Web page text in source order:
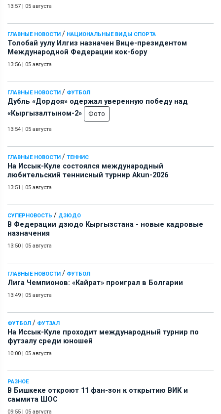
13:57 | 05 августа
ГЛАВНЫЕ НОВОСТИ / НАЦИОНАЛЬНЫЕ ВИДЫ СПОРТА
Толобай уулу Илгиз назначен Вице-президентом
Международной Федерации кок-бору
13:56 | 05 августа
ГЛАВНЫЕ НОВОСТИ / ФУТБОЛ
Дубль «Дордоя» одержал уверенную победу над
«Кыргызалтыном-2»
Фото
13:54 | 05 августа
ГЛАВНЫЕ НОВОСТИ / ТЕННИС
На Иссык-Куле состоялся международный
любительский теннисный турнир Akun-2026
13:51 | 05 августа
СУПЕРНОВОСТЬ / ДЗЮДО
В Федерации дзюдо Кыргызстана - новые кадровые
назначения
13:50 | 05 августа
ГЛАВНЫЕ НОВОСТИ / ФУТБОЛ
Лига Чемпионов: «Кайрат» проиграл в Болгарии
13:49 | 05 августа
ФУТБОЛ / ФУТЗАЛ
На Иссык-Куле проходит международный турнир по
футзалу среди юношей
10:00 | 05 августа
РАЗНОЕ
В Бишкеке откроют 11 фан-зон к открытию ВИК и
саммита ШОС
09:55 | 05 августа